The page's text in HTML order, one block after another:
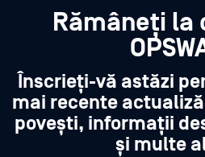
Rămâneți la
Înscrieți-vă astăzi
mai recente
povești, informații
și multe